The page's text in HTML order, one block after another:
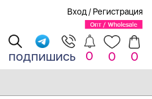
Вход / Регистрация
подпишись 0 0 0